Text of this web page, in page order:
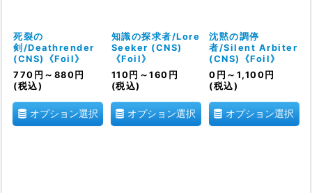
死裂の
剣/Deathrender
(CNS)《Foil》
770 円 ～880 円
(税込)
オプション選択
知識の探求者/Lore
Seeker (CNS)
《Foil》
110 円 ～160 円
(税込)
オプション選択
沈黙の調停
者/Silent Arbiter
(CNS)《Foil》
0 円 ～1,100 円
(税込)
オプション選択